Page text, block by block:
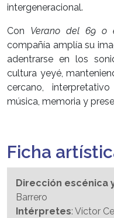
intergeneracional.
Con Verano del 69 o
compañía amplía su
adentrarse en los
cultura yeyé,
cercano,
música, memoria y
Ficha
Dirección escénica
Barrero
Intérpretes: Víctor